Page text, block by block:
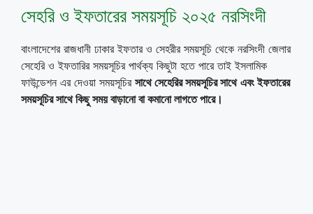
সেহরি ও ইফতারের সময়সূচি ২০২৫ নরসিংদী
বাংলাদেশের রাজধানী ঢাকার ইফতার ও সেহরীর সময়সূচি থেকে নরসিংদী জেলার
সেহেরি ও ইফতারির সময়সূচির পার্থক্য কিছুটা হতে পারে তাই ইসলামিক
ফাউন্ডেশন এর দেওয়া সময়সূচির সাথে সেহেরির সময়সূচির সাথে এবং ইফতারের
সময়সূচির সাথে কিছু সময় বাড়ানো বা কমানো লাগতে পারে।